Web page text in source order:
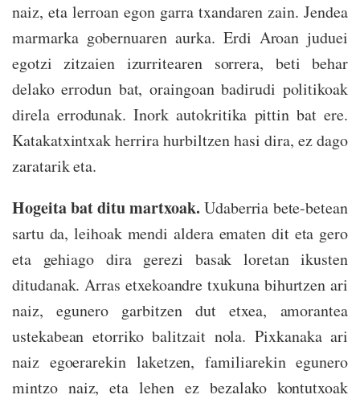
naiz, eta lerroan egon garra txandaren zain. Jendea
marmarka gobernuaren aurka. Erdi Aroan juduei
egotzi zitzaien izurritearen sorrera, beti behar
delako errodun bat, oraingoan badirudi politikoak
direla errodunak. Inork autokritika pittin bat ere.
Katakatxintxak herrira hurbiltzen hasi dira, ez dago
zaratarik eta.
Hogeita bat ditu martxoak. Udaberria bete-betean
sartu da, leihoak mendi aldera ematen dit eta gero
eta gehiago dira gerezi basak loretan ikusten
ditudanak. Arras etxekoandre txukuna bihurtzen ari
naiz, egunero garbitzen dut etxea, amorantea
ustekabean etorriko balitzait nola. Pixkanaka ari
naiz egoerarekin laketzen, familiarekin egunero
mintzo naiz, eta lehen ez bezalako kontutxoak